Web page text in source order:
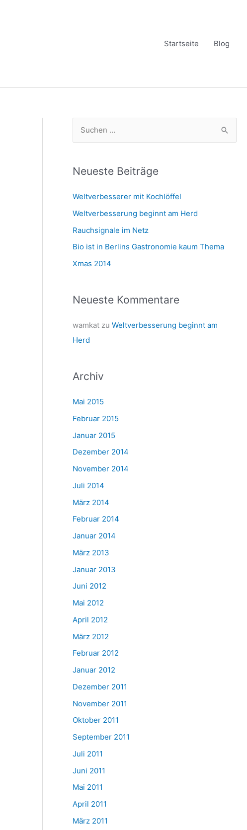
Startseite Blog
h
n
n
a
c
h
Neueste Beiträge
Weltverbesserer mit Kochlöffel
Weltverbesserung beginnt am Herd
Rauchsignale im Netz
Bio ist in Berlins Gastronomie kaum Thema
Xmas 2014
Neueste Kommentare
wamkatzu Weltverbesserung beginnt am
Herd
Archiv
Mai 2015
Februar 2015
Januar 2015
Dezember 2014
November 2014
Juli 2014
März 2014
Februar 2014
Januar 2014
März 2013
Januar 2013
Juni 2012
Mai 2012
April 2012
März 2012
Februar 2012
Januar 2012
Dezember 2011
November 2011
Oktober 2011
September 2011
Juli 2011
Juni 2011
Mai 2011
April 2011
März 2011